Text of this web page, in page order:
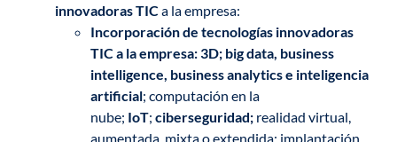
innovadoras TICa la empresa:
Incorporación de tecnologías innovadoras
TIC a la empresa: 3D; big data, business
intelligence, business analytics e inteligencia
artificial; computación en la
nube; IoT;ciberseguridad; realidad virtual,
aumentada, mixta o extendida; implantación